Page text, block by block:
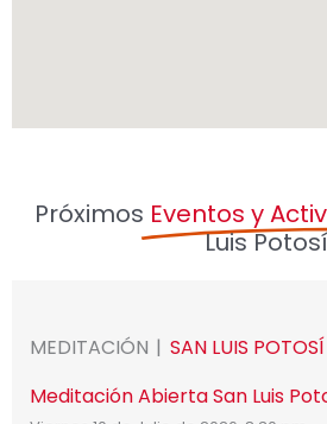
Próximos Eventos y
Luis Potosí
MEDITACIÓN
SAN LUIS POTOSÍ
Meditación Abierta San Luis